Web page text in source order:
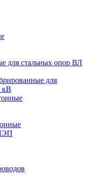
для стальных опор ВЛ
для
кВ